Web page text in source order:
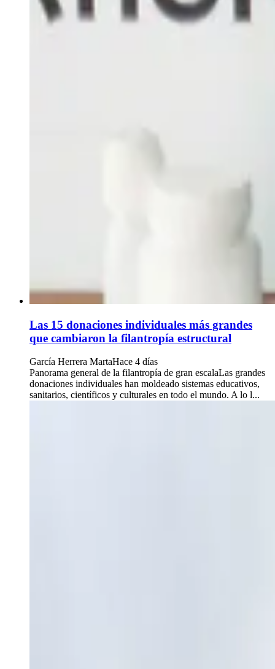
Las 15 donaciones individuales más grandes
que cambiaron la filantropía estructural
García Herrera MartaHace 4 días
Panorama general de la filantropía de gran escalaLas grandes
donaciones individuales han moldeado sistemas educativos,
sanitarios, científicos y culturales en todo el mundo. A lo l...